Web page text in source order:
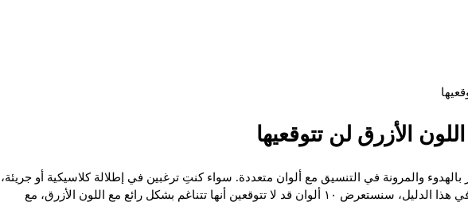
بالهدوء والمرونة في التنسيق مع ألوان متعددة. سواء كنتِ ترغبين في إطلالة كلاسيكية أو جريئة،
فإن الأزرق يتيح لكِ العديد من الخيارات المميزة. في هذا الدليل، سنستعرض ١٠ ألوان قد لا تتوقعين أنها تتناغم بشكل رائع مع اللون الأزرق، مع